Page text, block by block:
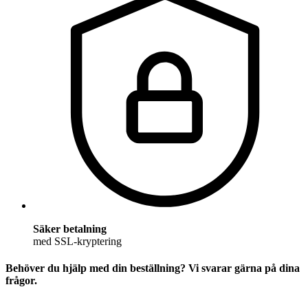
Säker betalning
med SSL-kryptering
Behöver du hjälp med din beställning? Vi svarar gärna på dina
frågor.